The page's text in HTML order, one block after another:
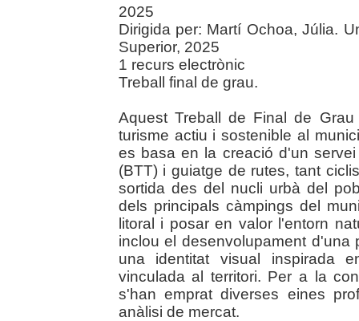
2025
Dirigida per: Martí Ochoa, Júlia.
Superior, 2025
1 recurs electrònic
Treball final de grau.
Aquest Treball de Final de
turisme actiu i sostenible al
es basa en la creació d'un
(BTT) i guiatge de rutes, tant
sortida des del nucli urbà del
dels principals càmpings del
litoral i posar en valor l'entorn
inclou el desenvolupament
una identitat visual inspirada
vinculada al territori. Per a la
s'han emprat diverses eines
anàlisi de mercat.